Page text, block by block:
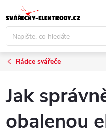
na
obsah
Rádce svářeče
Jak
obalenou